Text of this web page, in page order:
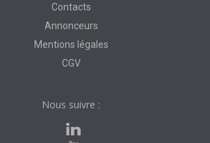
Contacts
Annonceurs
Mentions légales
CGV
Nous suivre :